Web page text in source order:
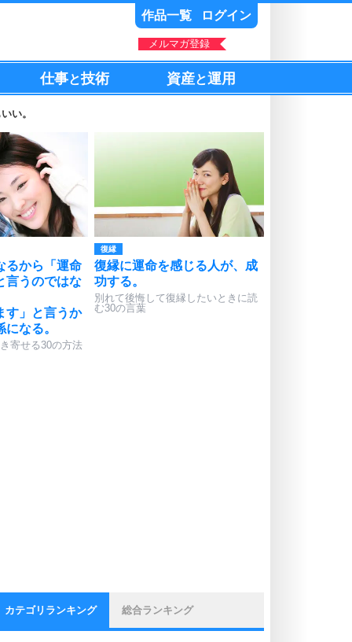
作品一覧 ログイン
メルマガ登録
仕事と技術 資産と運用
い。
るから「運命
言うのではな
す」と言うか
なる。
寄せる30の方法
復縁
復縁に運命を感じる人が、成
功する。
別れて後悔して復縁したいときに読
む30の言葉
カテゴリランキング 総合ランキング